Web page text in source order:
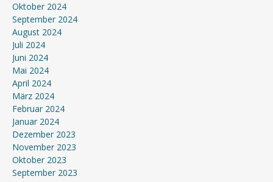
Oktober 2024
September 2024
August 2024
Juli 2024
Juni 2024
Mai 2024
April 2024
März 2024
Februar 2024
Januar 2024
Dezember 2023
November 2023
Oktober 2023
September 2023